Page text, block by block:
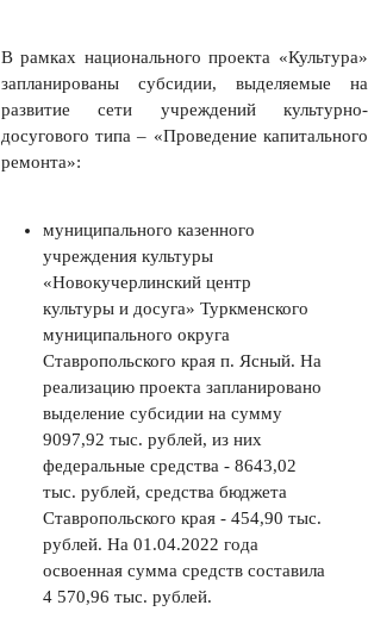
В рамках национального проекта «Культура»
запланированы субсидии, выделяемые на
развитие сети учреждений культурно-
досугового типа – «Проведение капитального
ремонта»:
муниципального казенного
учреждения культуры
«Новокучерлинский центр
культуры и досуга» Туркменского
муниципального округа
Ставропольского края п. Ясный. На
реализацию проекта запланировано
выделение субсидии на сумму
9097,92 тыс. рублей, из них
федеральные средства - 8643,02
тыс. рублей, средства бюджета
Ставропольского края - 454,90 тыс.
рублей. На 01.04.2022 года
освоенная сумма средств составила
4 570,96 тыс. рублей.